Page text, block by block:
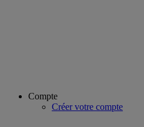
Compte
Créer votre compte